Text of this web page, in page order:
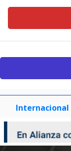
Internacional